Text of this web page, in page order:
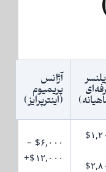
آژانس
پریمیوم
(اینترپرایز)
$۶,۰۰۰ –
$۱۲,۰۰۰+